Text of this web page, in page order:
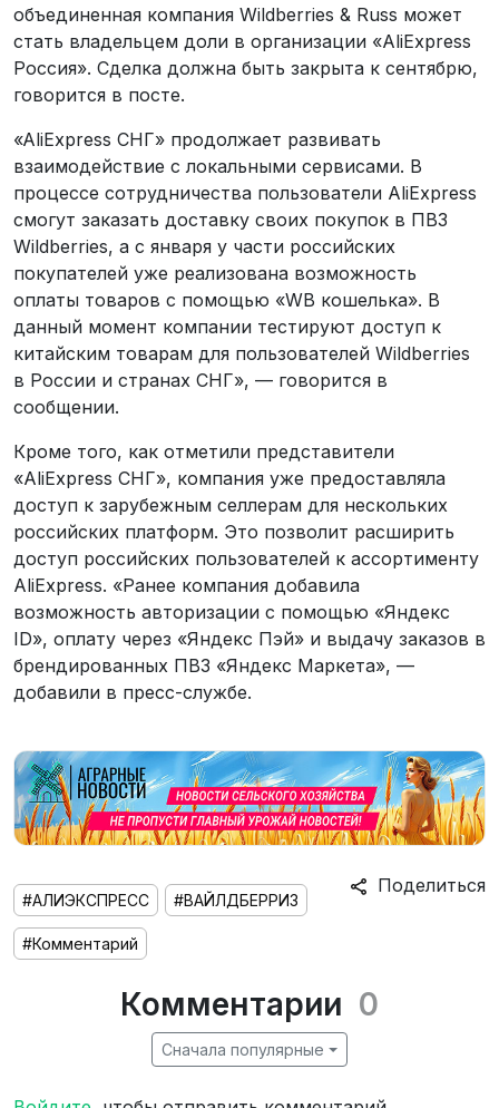
объединенная компания Wildberries & Russ может
стать владельцем доли в организации «AliExpress
Россия». Сделка должна быть закрыта к сентябрю,
говорится в посте.
«AliExpress СНГ» продолжает развивать
взаимодействие с локальными сервисами. В
процессе сотрудничества пользователи AliExpress
смогут заказать доставку своих покупок в ПВЗ
Wildberries, а с января у части российских
покупателей уже реализована возможность
оплаты товаров с помощью «WB кошелька». В
данный момент компании тестируют доступ к
китайским товарам для пользователей Wildberries
в России и странах СНГ», — говорится в
сообщении.
Кроме того, как отметили представители
«AliExpress СНГ», компания уже предоставляла
доступ к зарубежным селлерам для нескольких
российских платформ. Это позволит расширить
доступ российских пользователей к ассортименту
AliExpress. «Ранее компания добавила
возможность авторизации с помощью «Яндекс
ID», оплату через «Яндекс Пэй» и выдачу заказов в
брендированных ПВЗ «Яндекс Маркета», —
добавили в пресс-службе.
Поделиться
#АЛИЭКСПРЕСС #ВАЙЛДБЕРРИЗ
#Комментарий
Комментарии 0
Сначала популярные